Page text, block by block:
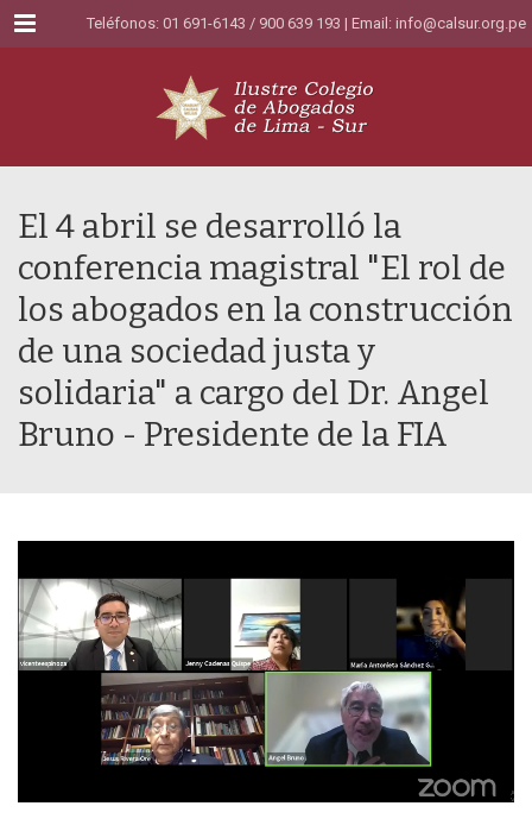
Menu Teléfonos: 01 691-6143 / 900 639 193 | Email: info@calsur.org.pe
El 4 abril se desarrolló la
conferencia magistral "El rol de
los abogados en la construcción
de una sociedad justa y
solidaria" a cargo del Dr. Angel
Bruno - Presidente de la FIA